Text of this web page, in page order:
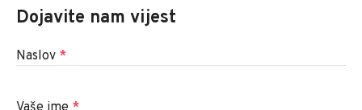
Dojavite nam vijest
Naslov *